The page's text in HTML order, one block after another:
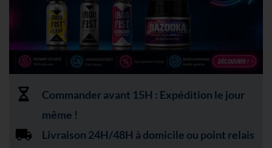
Commander avant 15H : Expédition le jour
même !
Livraison 24H/48H à domicile ou point relais